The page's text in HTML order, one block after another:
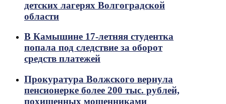
детских лагерях Волгоградской
области
В Камышине 17-летняя студентка
попала под следствие за оборот
средств платежей
Прокуратура Волжского вернула
пенсионерке более 200 тыс. рублей,
похищенных мошенниками